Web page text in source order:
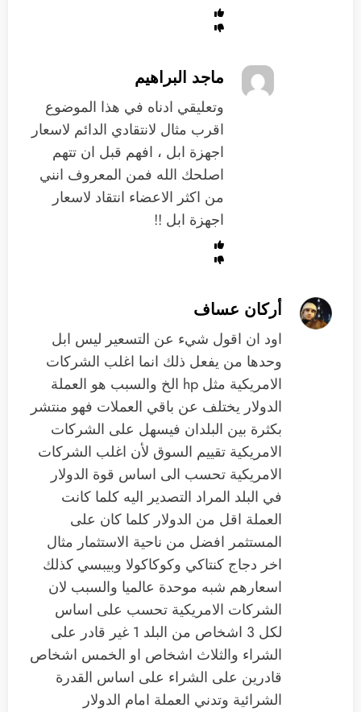
ماجد البراهيم
وتعليقي ادناه في هذا الموضوع
اقرب مثال لانتقادي الدائم لاسعار
اجهزة ابل ، افهم قبل ان تتهم
اصلحك الله فمن المعروف انني
من اكثر الاعضاء انتقاد لاسعار
اجهزة ابل !!
أركان عساف
اود ان اقول شيء عن التسعير ليس ابل
وحدها من يفعل ذلك انما اغلب الشركات
الامريكية مثل hp الخ والسبب هو العملة
الدولار يختلف عن باقي العملات فهو منتشر
بكثرة بين البلدان فيسهل على الشركات
الامريكية تقييم السوق لأن اغلب الشركات
الامريكية تحسب الى اساس قوة الدولار
في البلد المراد التصدير اليه كلما كانت
العملة اقل من الدولار كلما كان على
المستثمر افضل من ناحية الاستثمار مثال
اخر دجاج كنتاكي وكوكاكولا وبيبسي كذلك
اسعارهم شبه موحدة عالميا والسبب لان
الشركات الامريكية تحسب على اساس
لكل 3 اشخاص من البلد 1 غير قادر على
الشراء والثلاث اشخاص او الخمس اشخاص
قادرين على الشراء على اساس القدرة
الشرائية وتدني العملة امام الدولار